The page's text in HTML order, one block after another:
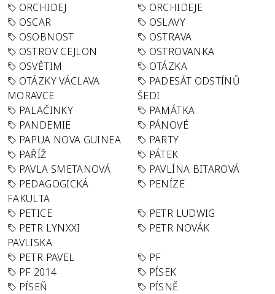
ORCHIDEJ
ORCHIDEJE
OSCAR
OSLAVY
OSOBNOST
OSTRAVA
OSTROV CEJLON
OSTROVANKA
OSVĚTIM
OTÁZKA
OTÁZKY VÁCLAVA
MORAVCE
PADESÁT ODSTÍNŮ
ŠEDI
PALAČINKY
PAMÁTKA
PANDEMIE
PÁNOVÉ
PAPUA NOVA GUINEA
PARTY
PAŘÍŽ
PÁTEK
PAVLA SMETANOVÁ
PAVLÍNA BITAROVÁ
PEDAGOGICKÁ
FAKULTA
PENÍZE
PETICE
PETR LUDWIG
PETR LYNXXI
PAVLISKA
PETR NOVÁK
PETR PAVEL
PF
PF 2014
PÍSEK
PÍSEŇ
PÍSNĚ